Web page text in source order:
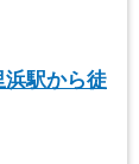
浜駅から徒